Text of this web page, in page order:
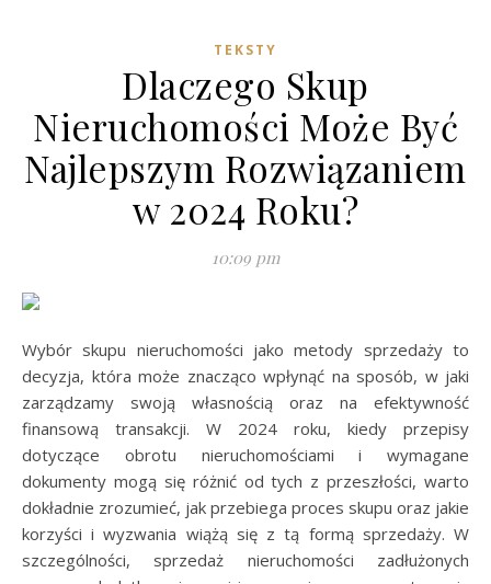
TEKSTY
Dlaczego Skup
Nieruchomości Może Być
Najlepszym Rozwiązaniem
w 2024 Roku?
10:09 pm
Wybór skupu nieruchomości jako metody sprzedaży to
decyzja, która może znacząco wpłynąć na sposób, w jaki
zarządzamy swoją własnością oraz na efektywność
finansową transakcji. W 2024 roku, kiedy przepisy
dotyczące obrotu nieruchomościami i wymagane
dokumenty mogą się różnić od tych z przeszłości, warto
dokładnie zrozumieć, jak przebiega proces skupu oraz jakie
korzyści i wyzwania wiążą się z tą formą sprzedaży. W
szczególności, sprzedaż nieruchomości zadłużonych